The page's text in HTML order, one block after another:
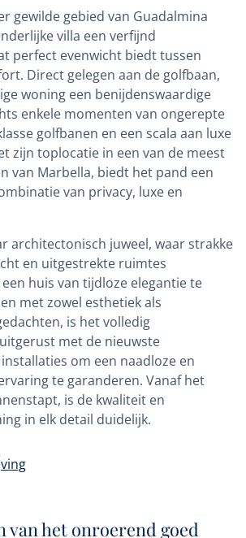
gewilde gebied van Guadalmina
villa een verfijnd
perfect evenwicht biedt tussen
Direct gelegen aan de golfbaan,
woning een benijdenswaardige
enkele momenten van ongerepte
golfbanen en een scala aan luxe
zijn toplocatie in een van de meest
van Marbella, biedt het pand een
van privacy, luxe en
architectonisch juweel, waar strakke
en uitgestrekte ruimtes
huis van tijdloze elegantie te
met zowel esthetiek als
is het volledig
met de nieuwste
om een naadloze en
te garanderen. Vanaf het
is de kwaliteit en
in elk detail duidelijk.
van het onroerend goed